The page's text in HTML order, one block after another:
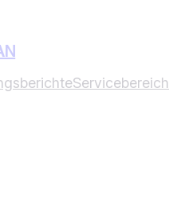
Servicebereich